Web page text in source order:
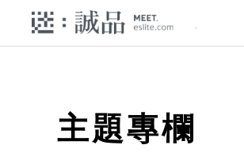
主題專欄